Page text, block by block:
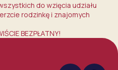
do wzięcia udziału
rodzinkę i znajomych
BEZPŁATNY!